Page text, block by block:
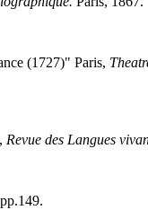
(1727)" Paris,
Revue des Langues